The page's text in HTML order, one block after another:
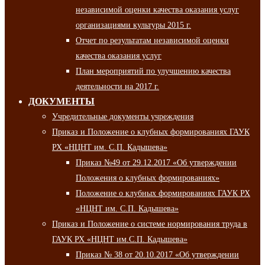
независимой оценки качества оказания услуг
организациями культуры 2015 г.
Отчет по результатам независимой оценки
качества оказания услуг
План мероприятий по улучшению качества
деятельности на 2017 г.
ДОКУМЕНТЫ
Учредительные документы учреждения
Приказ и Положение о клубных формированиях ГАУК
РХ «НЦНТ им. С.П. Кадышева»
Приказ №49 от 29.12.2017 «Об утверждении
Положения о клубных формированиях»
Положение о клубных формированиях ГАУК РХ
«НЦНТ им. С.П. Кадышева»
Приказ и Положение о системе нормирования труда в
ГАУК РХ «НЦНТ им.С.П. Кадышева»
Приказ № 38 от 20.10.2017 «Об утверждении